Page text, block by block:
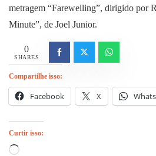
metragem “Farewelling”, dirigido por
Minute”, de Joel Junior.
0
SHARES
Compartilhe isso:
Facebook X
Curtir isso:
Carregando...